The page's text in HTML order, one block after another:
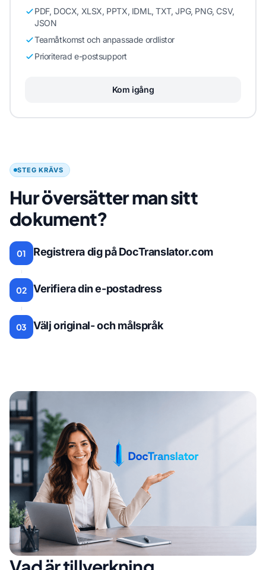
PDF, DOCX, XLSX, PPTX, IDML, TXT, JPG, PNG, CSV,
JSON
Teamåtkomst och anpassade ordlistor
Prioriterad e-postsupport
Kom igång
STEG KRÄVS
Hur översätter man sitt
dokument?
01 Registrera dig på DocTranslator.com
02 Verifiera din e-postadress
03 Välj original- och målspråk